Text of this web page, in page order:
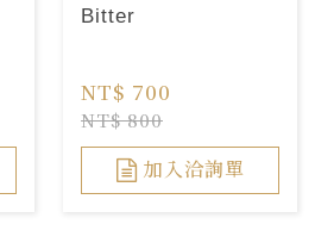
Bitter
NT$ 700
NT$ 800
加入洽詢單